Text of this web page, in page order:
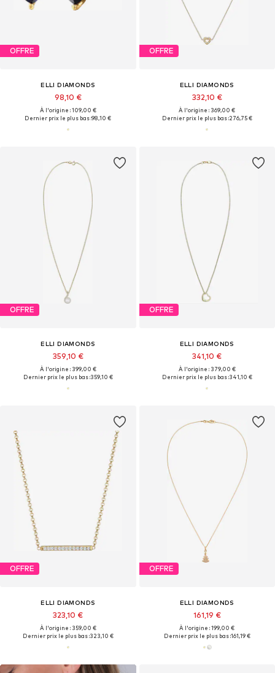
OFFRE
ELLI DIAMONDS
98,10 €
À l'origine : 109,00 €
Dernier prix le plus bas :98,10 €
OFFRE
ELLI DIAMONDS
332,10 €
À l'origine : 369,00 €
Dernier prix le plus bas :276,75 €
OFFRE
ELLI DIAMONDS
359,10 €
À l'origine : 399,00 €
Dernier prix le plus bas :359,10 €
OFFRE
ELLI DIAMONDS
341,10 €
À l'origine : 379,00 €
Dernier prix le plus bas :341,10 €
OFFRE
ELLI DIAMONDS
323,10 €
À l'origine : 359,00 €
Dernier prix le plus bas :323,10 €
OFFRE
ELLI DIAMONDS
161,19 €
À l'origine : 199,00 €
Dernier prix le plus bas :161,19 €